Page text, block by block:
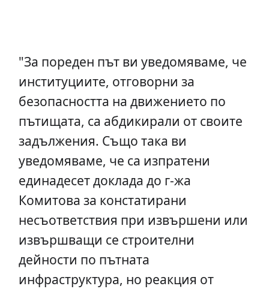
"За пореден път ви уведомяваме, че
институциите, отговорни за
безопасността на движението по
пътищата, са абдикирали от своите
задължения. Също така ви
уведомяваме, че са изпратени
единадесет доклада до г-жа
Комитова за констатирани
несъответствия при извършени или
извършващи се строителни
дейности по пътната
инфраструктура, но реакция от